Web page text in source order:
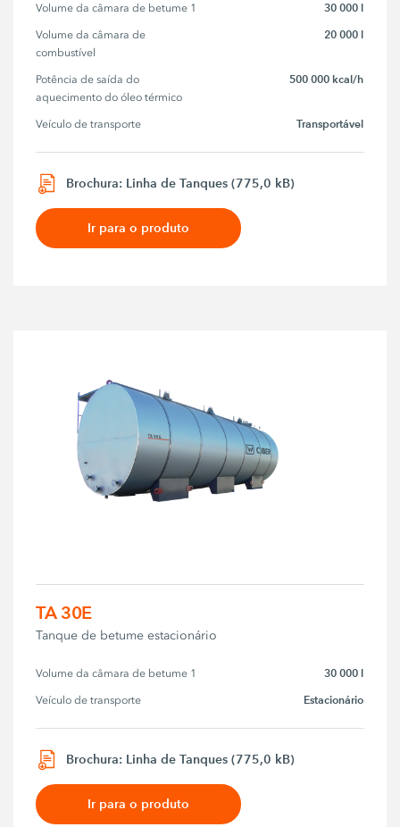
Volume da câmara de betume 1 30 000 l
Volume da câmara de
combustível
20 000 l
Potência de saída do
aquecimento do óleo térmico
500 000 kcal/h
Veículo de transporte Transportável
Brochura: Linha de Tanques (775,0 kB)
Ir para o produto
TA 30E
Tanque de betume estacionário
Volume da câmara de betume 1 30 000 l
Veículo de transporte Estacionário
Brochura: Linha de Tanques (775,0 kB)
Ir para o produto